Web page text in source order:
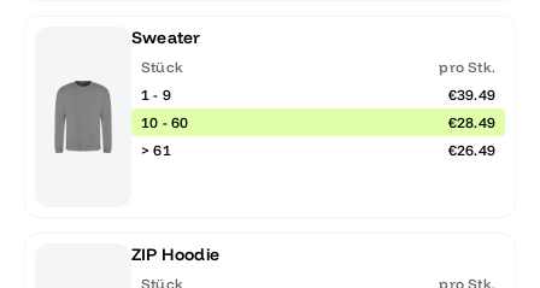
Sweater
Stück
pro Stk.
1 - 9
€39.49
10 - 60
€28.49
> 61
€26.49
ZIP Hoodie
Stück pro Stk.